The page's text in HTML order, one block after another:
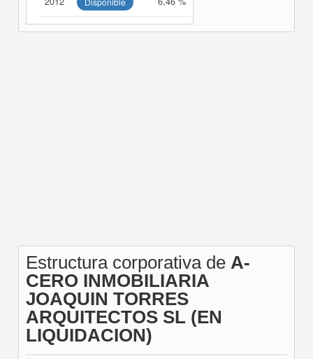
Estructura corporativa de A-
CERO INMOBILIARIA
JOAQUIN TORRES
ARQUITECTOS SL (EN
LIQUIDACION)